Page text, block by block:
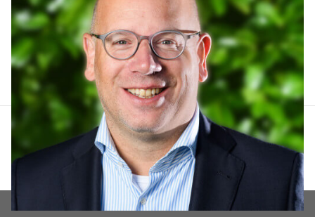
arthur@lucvastgoed.nl
Contact opnemen